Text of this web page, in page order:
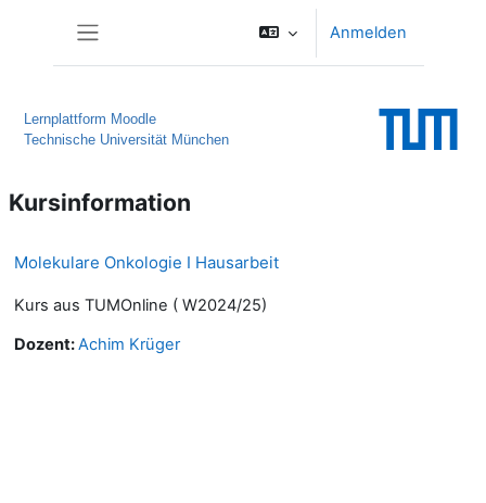
Anmelden
Lernplattform Moodle
Technische Universität München
Kursinformation
Molekulare Onkologie I Hausarbeit
Kurs aus TUMOnline ( W2024/25)
Dozent:Achim Krüger